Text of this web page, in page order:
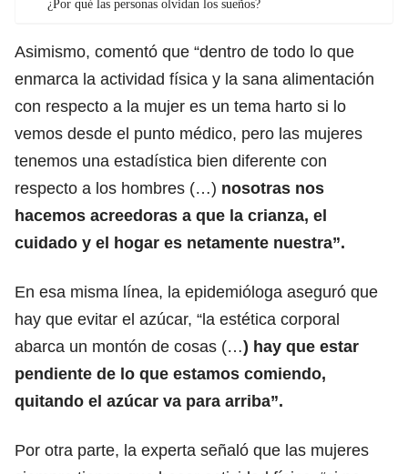
¿Por qué las personas olvidan los sueños?
Asimismo, comentó que “dentro de todo lo que
enmarca la actividad física y la sana alimentación
con respecto a la mujer es un tema harto si lo
vemos desde el punto médico, pero las mujeres
tenemos una estadística bien diferente con
respecto a los hombres (…) nosotras nos
hacemos acreedoras a que la crianza, el
cuidado y el hogar es netamente nuestra”.
En esa misma línea, la epidemióloga aseguró que
hay que evitar el azúcar, “la estética corporal
abarca un montón de cosas (…) hay que estar
pendiente de lo que estamos comiendo,
quitando el azúcar va para arriba”.
Por otra parte, la experta señaló que las mujeres